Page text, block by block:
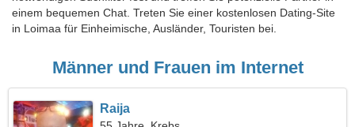
einem bequemen Chat. Treten Sie einer kostenlosen Dating-Site
in Loimaa für Einheimische, Ausländer, Touristen bei.
Männer und Frauen im Internet
Raija